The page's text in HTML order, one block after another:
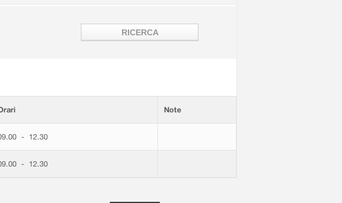
Note
- 12.30
- 12.30